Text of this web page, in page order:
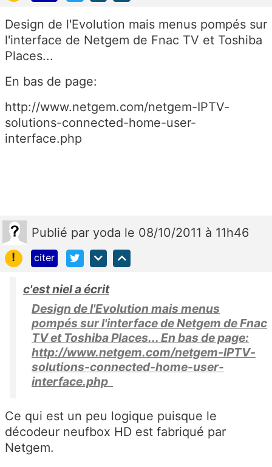
Design de l'Evolution mais menus pompés sur
l'interface de Netgem de Fnac TV et Toshiba
Places...
En bas de page:
http://www.netgem.com/netgem-IPTV-
solutions-connected-home-user-
interface.php
Publié par yoda le 08/10/2011 à 11h46
!
citer
c'est niel a écrit
Design de l'Evolution mais menus
pompés sur l'interface de Netgem de Fnac
TV et Toshiba Places... En bas de page:
http://www.netgem.com/netgem-IPTV-
solutions-connected-home-user-
interface.php
Ce qui est un peu logique puisque le
décodeur neufbox HD est fabriqué par
Netgem.